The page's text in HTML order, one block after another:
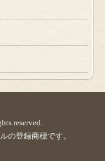
reserved.
の登録商標です。